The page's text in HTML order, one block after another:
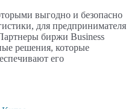
выгодно и безопасно
для предпринимателя
биржи Business
решения, которые
его